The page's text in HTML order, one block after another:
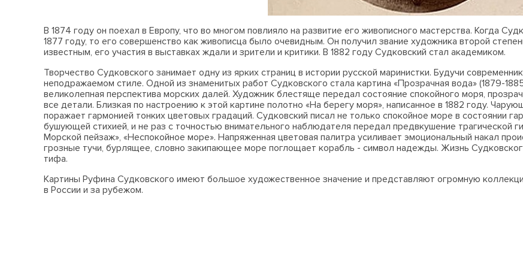
В 1874 году он поехал в Европу, что во многом повлияло на развитие его живописного мастерства. Когда
1877 году, то его совершенство как живописца было очевидным. Он получил звание художника второй
известным, его участия в выставках ждали и зрители и критики. В 1882 году Судковский стал академиком.
Творчество Судковского занимает одну из ярких страниц в истории русской маринистки. Будучи
неподражаемом стиле. Одной из знаменитых работ Судковского стала картина «Прозрачная вода» (1879-
великолепная перспектива морских далей. Художник блестяще передал состояние спокойного моря,
все детали. Близкая по настроению к этой картине полотно «На берегу моря», написанное в 1882 году.
поражает гармонией тонких цветовых градаций. Судковский писал не только спокойное море в состоянии
бушующей стихией, и не раз с точностью внимательного наблюдателя передал предвкушение трагической
Морской пейзаж», «Неспокойное море». Напряженная цветовая палитра усиливает эмоциональный накал
грозные тучи, бурлящее, словно закипающее море поглощает корабль - символ надежды. Жизнь
тифа.
Картины Руфина Судковского имеют большое художественное значение и представляют огромную
в России и за рубежом.